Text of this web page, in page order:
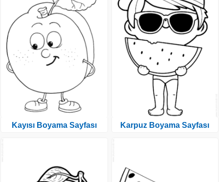
Kayısı Boyama Sayfası Karpuz Boyama Sayfası